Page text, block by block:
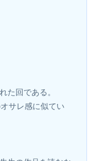
た回である。
サレ感に似てい